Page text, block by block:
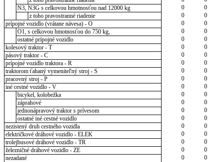
N3, N3G s celkovou hmotnosťou nad 12000 kg
0
0
z toho pravostranné riadenie
0
0
prípojné vozidlo (vrátane návesa) - O
0
0
O1, s celkovou hmotnosťou do 750 kg,
0
0
ostatné prípojné vozidlo
0
0
kolesový traktor - T
0
0
pásový traktor - C
0
0
prípojné vozidlo traktora - R
0
0
traktorom ťahaný vymeniteľný stroj - S
0
0
pracovný stroj - P
0
0
iné cestné vozidlo - V
0
0
bicykel, kolobežka
0
0
záprahové
0
0
jednonápravový traktor s prívesom
0
0
ostatné iné cestné vozidlo
0
0
nezistený druh cestného vozidla
0
0
električkové dráhové vozidlo - ELEK
0
0
trolejbusové dráhové vozidlo - TR
0
0
železničné dráhové vozidlo - ZE
0
0
nezadané
0 0